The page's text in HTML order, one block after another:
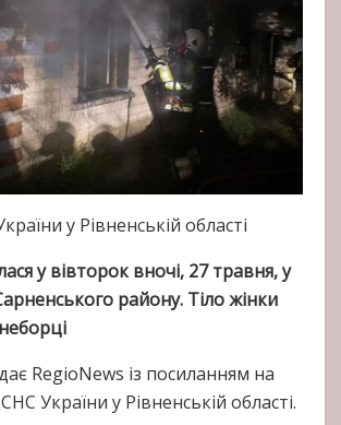
у Рівненській області
у вівторок вночі, 27 травня, у
району. Тіло жінки
RegioNews із посиланням на
України у Рівненській області.